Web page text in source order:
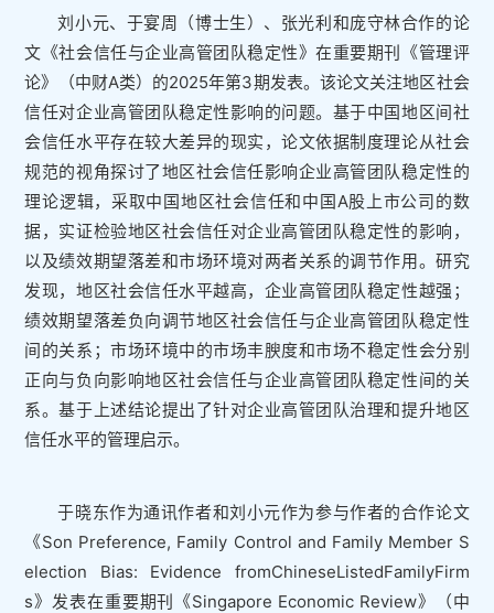
刘小元、于宴周（博士生）、张光利和庞守林合作的论
文《社会信任与企业高管团队稳定性》在重要期刊《管理评
论》（中财A类）的2025年第3期发表。该论文关注地区社会
信任对企业高管团队稳定性影响的问题。基于中国地区间社
会信任水平存在较大差异的现实，论文依据制度理论从社会
规范的视角探讨了地区社会信任影响企业高管团队稳定性的
理论逻辑，采取中国地区社会信任和中国A股上市公司的数
据，实证检验地区社会信任对企业高管团队稳定性的影响，
以及绩效期望落差和市场环境对两者关系的调节作用。研究
发现，地区社会信任水平越高，企业高管团队稳定性越强；
绩效期望落差负向调节地区社会信任与企业高管团队稳定性
间的关系；市场环境中的市场丰腴度和市场不稳定性会分别
正向与负向影响地区社会信任与企业高管团队稳定性间的关
系。基于上述结论提出了针对企业高管团队治理和提升地区
信任水平的管理启示。
于晓东作为通讯作者和刘小元作为参与作者的合作论文
《Son Preference, Family Control and Family Member S
election Bias: Evidence fromChineseListedFamilyFirm
s》发表在重要期刊《Singapore Economic Review》（中